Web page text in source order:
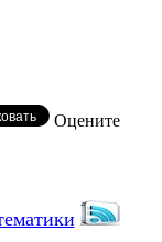
Оцените